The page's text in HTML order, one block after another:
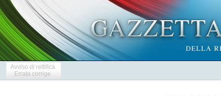
Avviso di rettifica
Errata corrige